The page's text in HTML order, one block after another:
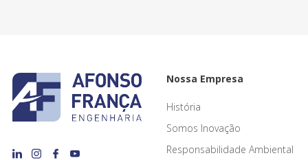
Nossa Empresa
História
Somos Inovação
Responsabilidade Ambiental